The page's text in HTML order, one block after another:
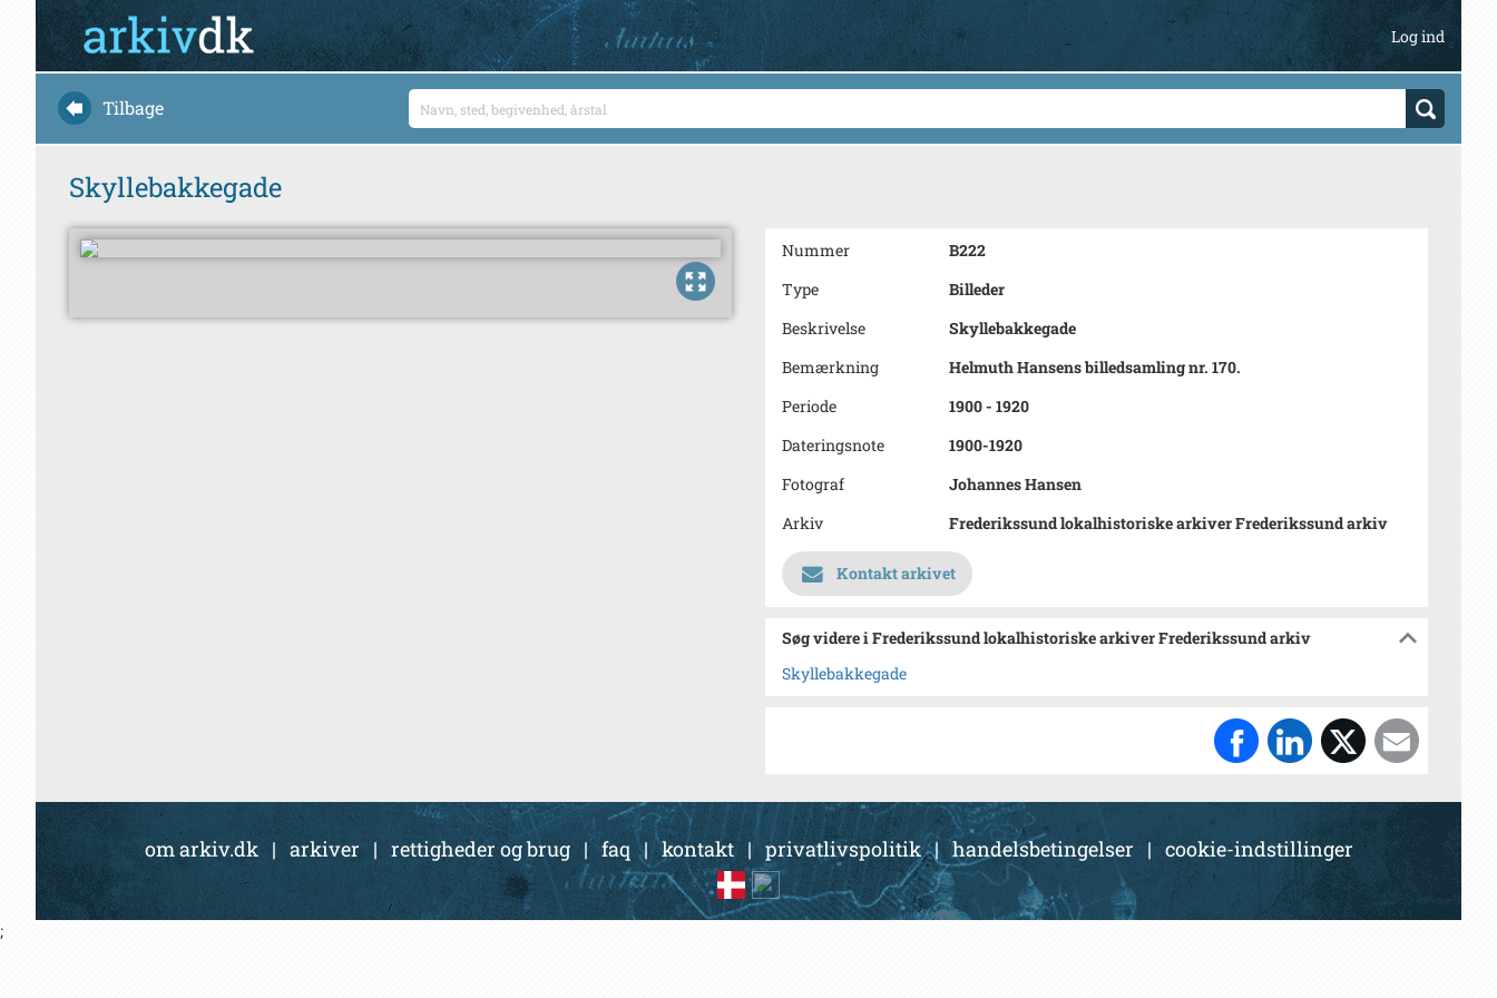
Log ind
Tilbage
Skyllebakkegade
Nummer
B222
Type
Billeder
Beskrivelse
Skyllebakkegade
Bemærkning
Helmuth Hansens billedsamling nr. 170.
Periode
1900 - 1920
Dateringsnote
1900-1920
Fotograf
Johannes Hansen
Arkiv
Frederikssund lokalhistoriske arkiver Frederikssund arkiv
Kontakt arkivet
Søg videre i Frederikssund lokalhistoriske arkiver Frederikssund arkiv
Skyllebakkegade
om arkiv.dk | arkiver| rettigheder og brug|faq |kontakt| privatlivspolitik|handelsbetingelser | cookie-indstillinger
;